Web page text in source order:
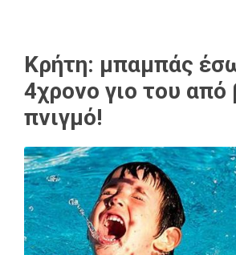
Κρήτη: μπαμπάς
4χρονο γιο του από
πνιγμό!